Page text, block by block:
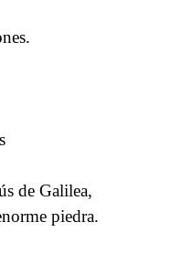
de Galilea,
piedra.